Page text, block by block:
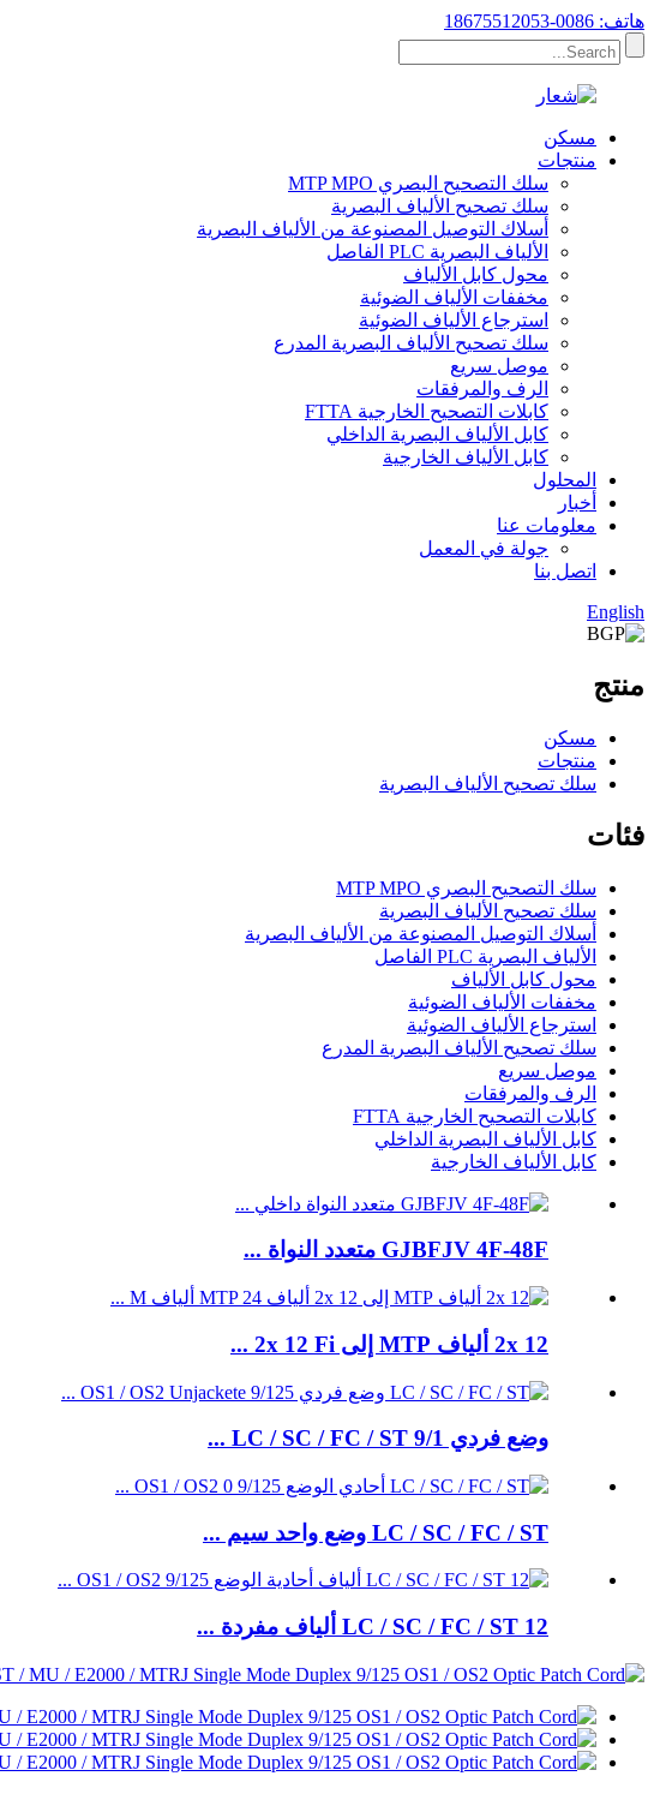
هاتف: 0086-18675512053
مسكن
منتجات
سلك التصحيح البصري MTP MPO
سلك تصحيح الألياف البصرية
أسلاك التوصيل المصنوعة من الألياف البصرية
الألياف البصرية PLC الفاصل
محول كابل الألياف
مخففات الألياف الضوئية
استرجاع الألياف الضوئية
سلك تصحيح الألياف البصرية المدرع
موصل سريع
الرف والمرفقات
كابلات التصحيح الخارجية FTTA
كابل الألياف البصرية الداخلي
كابل الألياف الخارجية
المحلول
أخبار
معلومات عنا
جولة في المعمل
اتصل بنا
English
منتج
مسكن
منتجات
سلك تصحيح الألياف البصرية
فئات
سلك التصحيح البصري MTP MPO
سلك تصحيح الألياف البصرية
أسلاك التوصيل المصنوعة من الألياف البصرية
الألياف البصرية PLC الفاصل
محول كابل الألياف
مخففات الألياف الضوئية
استرجاع الألياف الضوئية
سلك تصحيح الألياف البصرية المدرع
موصل سريع
الرف والمرفقات
كابلات التصحيح الخارجية FTTA
كابل الألياف البصرية الداخلي
كابل الألياف الخارجية
GJBFJV 4F-48F متعدد النواة ...
2x 12 ألياف MTP إلى 2x 12 Fi ...
وضع فردي LC / SC / FC / ST 9/1 ...
LC / SC / FC / ST وضع واحد سيم ...
LC / SC / FC / ST 12 ألياف مفردة ...